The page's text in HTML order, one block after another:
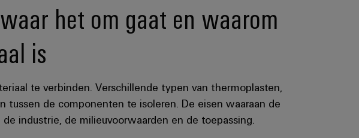
het om gaat en waarom
is
te verbinden. Verschillende typen van thermoplasten,
de componenten te isoleren. De eisen waaraan de
industrie, de milieuvoorwaarden en de toepassing.